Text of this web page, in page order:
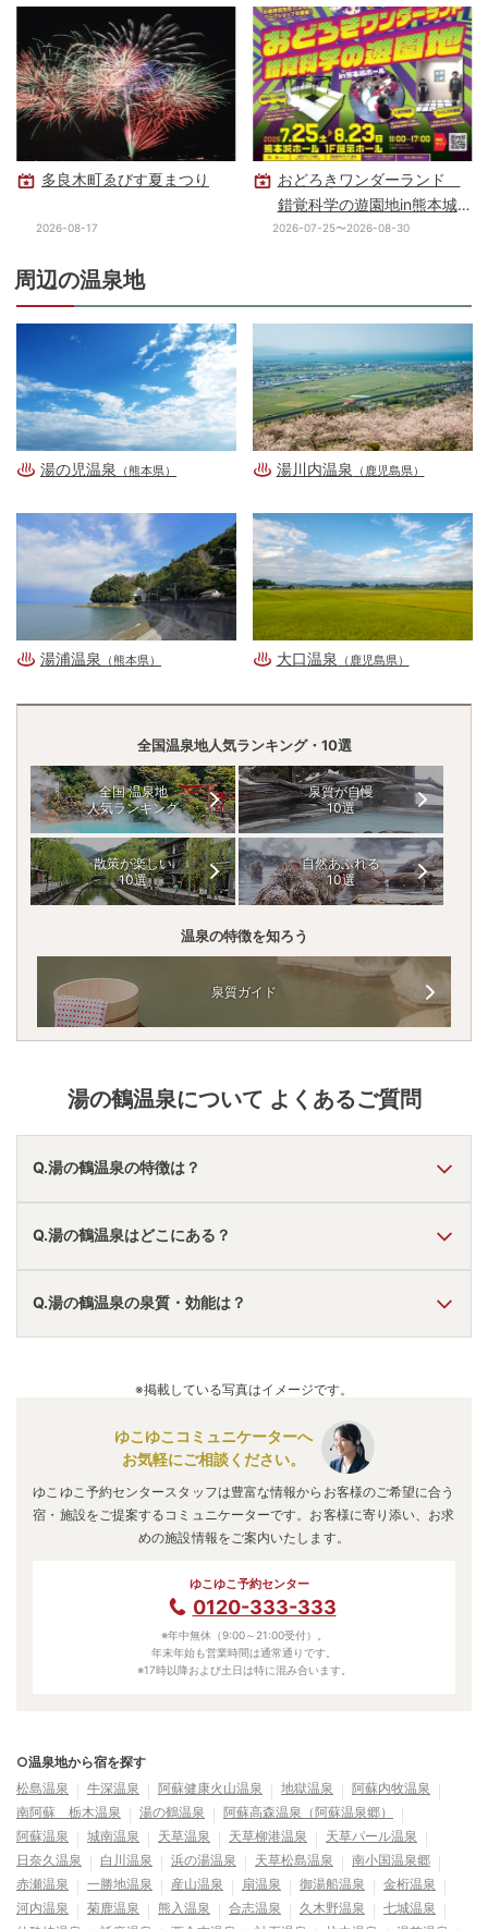
多良木町ゑびす夏まつり
2026-08-17
おどろきワンダーランド
錯覚科学の遊園地in熊本城
ホール
2026-07-25〜2026-08-30
周辺の温泉地
湯の児温泉 （熊本県） 湯川内温泉 （鹿児島県）
湯浦温泉 （熊本県） 大口温泉 （鹿児島県）
全国温泉地人気ランキング・10選
全国 温泉地
人気ランキング
泉質が自慢
10選
散策が楽しい
10選
自然あふれる
10選
温泉の特徴を知ろう
泉質ガイド
湯の鶴温泉について よくあるご質問
Q.湯の鶴温泉の特徴は？
A. 温泉・お湯の特徴はさらさら
しており、温泉地の雰囲気は
「静か・落ち着いた」「秘湯感がある」
Q.湯の鶴温泉はどこにある？
A. 湯の鶴温泉 は、熊本県水俣市湯出
車でお越しの方は、津奈木ICから車で約30分。
電車でお越しの方は、水俣駅からバスで約40分。
Q.湯の鶴温泉の泉質・効能は？
れています。※掲載している写真はイメージです。
ゆこゆこコミュニケーターへ
お気軽にご相談ください。
ゆこゆこ予約センタースタッフは豊富な情報からお客様のご希望に合う
宿・施設をご提案するコミュニケーターです。お客様に寄り添い、お求
めの施設情報をご案内いたします。
ゆこゆこ予約センター
0120-333-333
※年中無休（9:00～21:00受付）。
年末年始も営業時間は通常通りです。
※17時以降および土日は特に混み合います。
○温泉地から宿を探す
松島温泉
牛深温泉 阿蘇健康火山温泉 地獄温泉
阿蘇内牧温泉
南阿蘇 栃木温泉
湯の鶴温泉
阿蘇高森温泉（阿蘇温泉郷）
阿蘇温泉
城南温泉 天草温泉 天草柳港温泉
天草パール温泉
日奈久温泉
白川温泉 浜の湯温泉 天草松島温泉
南小国温泉郷
赤瀬温泉
一勝地温泉 産山温泉 扇温泉 御湯船温泉
金桁温泉
河内温泉
菊鹿温泉 熊入温泉 合志温泉 久木野温泉
七城温泉